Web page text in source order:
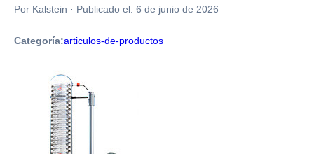
Por Kalstein · Publicado el: 6 de junio de 2026
Categoría:articulos-de-productos